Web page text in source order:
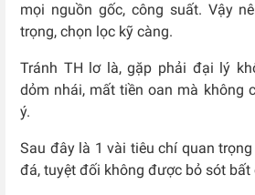
mọi nguồn gốc, công suất. Vậy
trọng, chọn lọc kỹ càng.
Tránh TH lơ là, gặp phải đại lý
dỏm nhái, mất tiền oan mà không
ý.
Sau đây là 1 vài tiêu chí quan
đá, tuyệt đối không được bỏ sót bất